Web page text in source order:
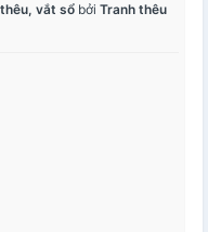
vắt sổ bởi Tranh thêu